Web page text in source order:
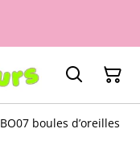
BO07 boules d’oreilles